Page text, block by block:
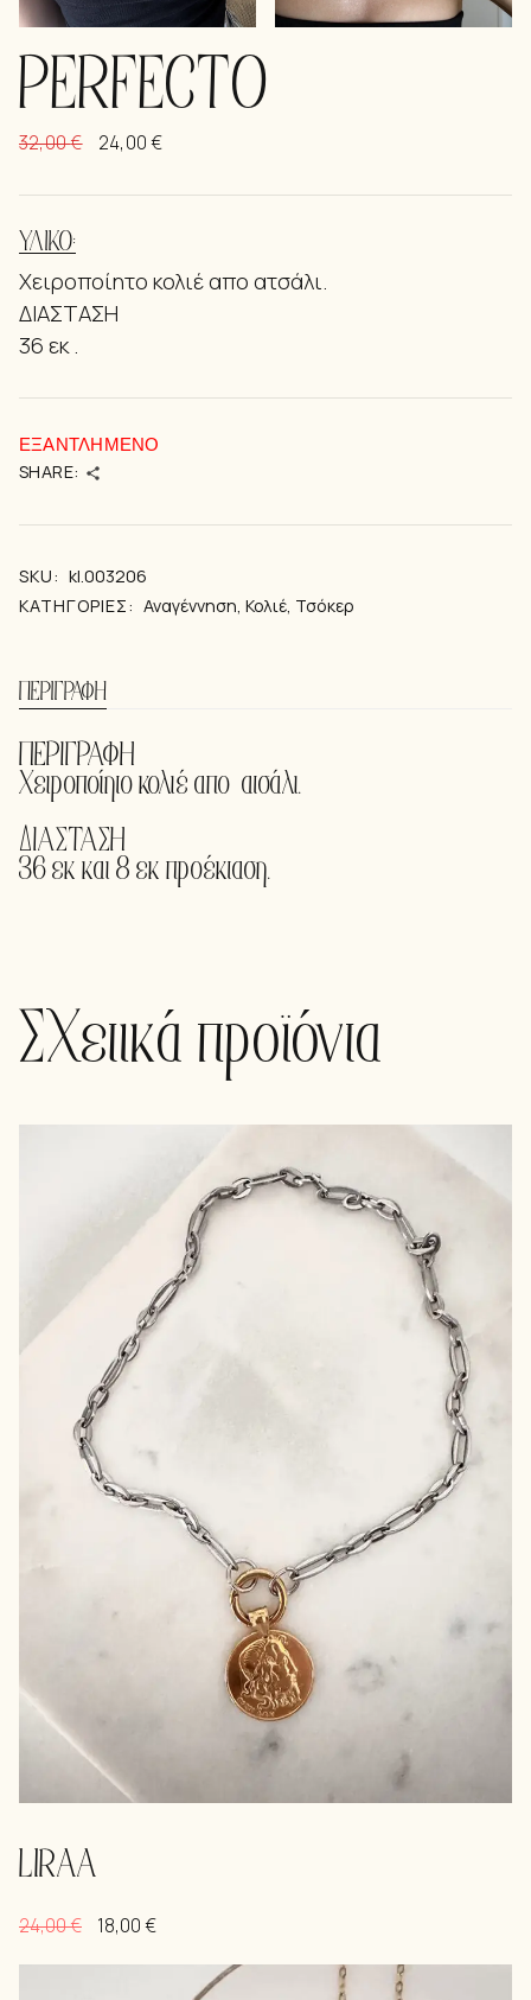
PERFECTO
32,00€ 24,00€
ΥΛΙΚΌ:
Χειροποίητο κολιέ απο ατσάλι.
ΔΙΑΣΤΑΣΗ
36 εκ .
ΕΞΑΝΤΛΗΜΈΝΟ
SHARE:
SKU: kl.003206
ΚΑΤΗΓΟΡΊΕΣ: Αναγέννηση,Κολιέ, Τσόκερ
ΠΕΡΙΓΡΑΦΉ
ΠΕΡΙΓΡΑΦΗ
Xειροποίητο κολιέ απo ατσάλι.
ΔΙΑΣΤΑΣΗ
36 εκ και 8 εκ προέκταση.
Σχετικά προϊόντα
LIRAA
24,00€ 18,00€